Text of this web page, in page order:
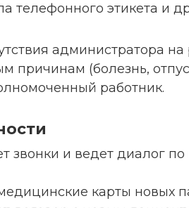
телефонного этикета и
администратора
причинам (болезнь,
работник.
звонки и ведет диалог
карты новых